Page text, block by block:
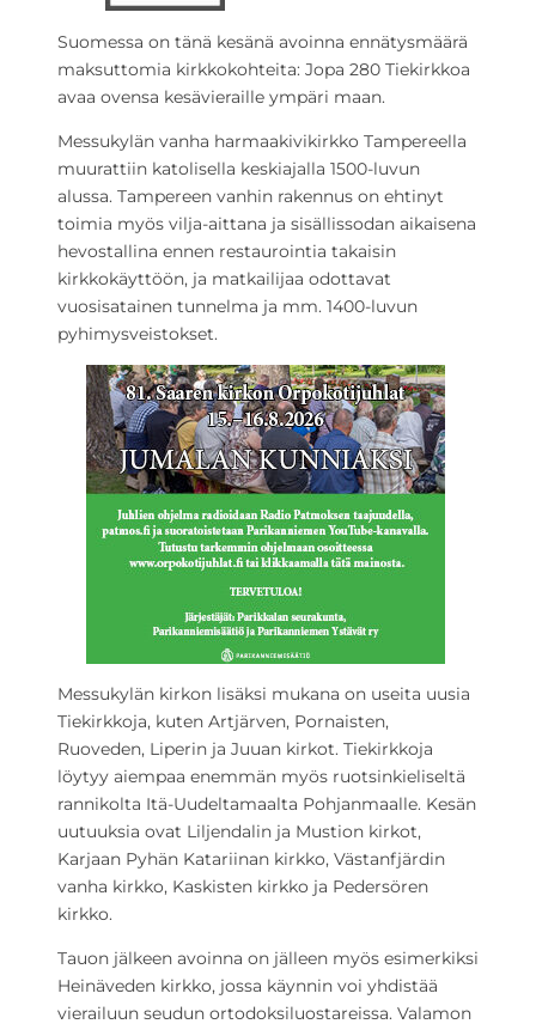
Suomessa on tänä kesänä avoinna ennätysmäärä
maksuttomia kirkkokohteita: Jopa 280 Tiekirkkoa
avaa ovensa kesävieraille ympäri maan.
Messukylän vanha harmaakivikirkko Tampereella
muurattiin katolisella keskiajalla 1500-luvun
alussa. Tampereen vanhin rakennus on ehtinyt
toimia myös vilja-aittana ja sisällissodan aikaisena
hevostallina ennen restaurointia takaisin
kirkkokäyttöön, ja matkailijaa odottavat
vuosisatainen tunnelma ja mm. 1400-luvun
pyhimysveistokset.
Messukylän kirkon lisäksi mukana on useita uusia
Tiekirkkoja, kuten Artjärven, Pornaisten,
Ruoveden, Liperin ja Juuan kirkot. Tiekirkkoja
löytyy aiempaa enemmän myös ruotsinkieliseltä
rannikolta Itä-Uudeltamaalta Pohjanmaalle. Kesän
uutuuksia ovat Liljendalin ja Mustion kirkot,
Karjaan Pyhän Katariinan kirkko, Västanfjärdin
vanha kirkko, Kaskisten kirkko ja Pedersören
kirkko.
Tauon jälkeen avoinna on jälleen myös esimerkiksi
Heinäveden kirkko, jossa käynnin voi yhdistää
vierailuun seudun ortodoksiluostareissa. Valamon